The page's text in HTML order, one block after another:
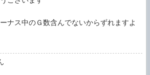
ナス中のＧ数含んでないからずれますよ